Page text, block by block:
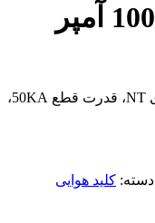
کلید هوایی اشنایدر 1000 آمپر
کلید هوایی اشنایدر 1000 آمپر کشویی سری NT، قدرت قطع 50KA،
دسته: کلید هوایی